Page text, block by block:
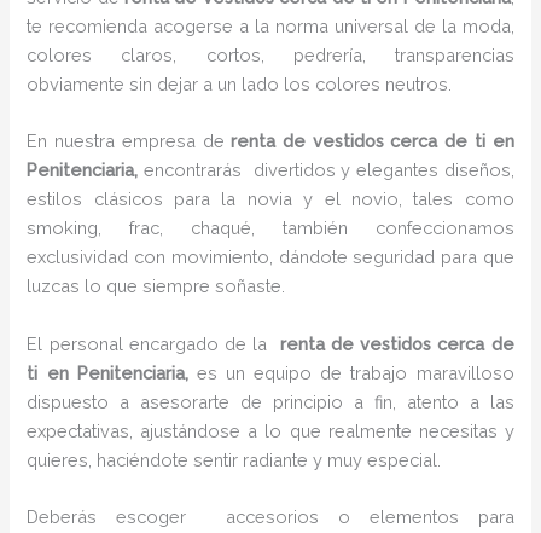
te recomienda acogerse a la norma universal de la moda,
colores claros, cortos, pedrería, transparencias
obviamente sin dejar a un lado los colores neutros.
En nuestra empresa derenta de vestidos cerca de ti en
Penitenciaria,encontrarás
divertidos y elegantes diseños,
estilos clásicos para la novia y el novio, tales como
smoking, frac, chaqué, también confeccionamos
exclusividad con movimiento, dándote seguridad para que
luzcas lo que siempre soñaste.
El personal encargado de la renta de vestidos cerca de
ti en Penitenciaria,es un equipo de trabajo maravilloso
dispuesto a asesorarte de principio a fin, atento a las
expectativas, ajustándose a lo que realmente necesitas y
quieres, haciéndote sentir radiante y muy especial.
Deberás escoger accesorios o elementos para